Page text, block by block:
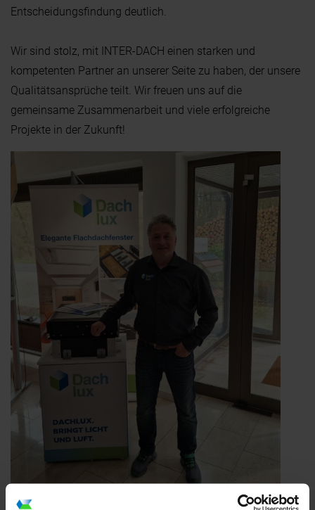
Entscheidungsfindung deutlich.
Wir sind stolz, mit INTER-DACH einen starken und
kompetenten Partner an unserer Seite zu haben, der unsere
Qualitätsansprüche teilt. Wir freuen uns auf die
gemeinsame Zusammenarbeit und viele erfolgreiche
Projekte in der Zukunft!